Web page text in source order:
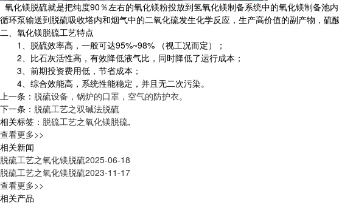
氧化镁脱硫就是把纯度90％左右的氧化镁粉投放到氢氧化镁制备系统中的氧化镁制备
循环泵输送到脱硫吸收塔内和烟气中的二氧化硫发生化学反应，生产高价值的副产物，硫
二、氧化镁脱硫工艺特点
1、脱硫效率高，一般可达95%~98% （视工况而定）；
2、比石灰活性高，有效降低液气比，同时降低了运行成本；
3、前期投资费用低，节省成本；
4、综合效能高，系统性能稳定，并且无二次污染。
上一条： 脱硫设备，锅炉的口罩，空气的防护衣。
下一条： 脱硫工艺之双碱法脱硫
相关标签： 脱硫工艺之氧化镁脱硫,
查看更多>>
相关新闻
脱硫工艺之氧化镁脱硫2025-06-18
脱硫工艺之氧化镁脱硫2023-11-17
查看更多>>
相关产品